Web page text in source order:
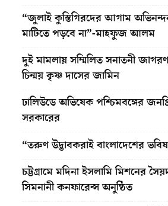
“জুলাই কুস্তিগিরদের আগাম
মাটিতে পড়বে না”-মাহফুজ আলম
দুই মামলায় সম্মিলিত সনাতনী
চিন্ময় কৃষ্ণ দাসের জামিন
ঢালিউডে অভিষেক পশ্চিমবঙ্গের
সরকারের
“তরুণ উদ্ভাবকরাই বাংলাদেশের
চট্টগ্রামে মদিনা ইসলামি মিশনের
সিমনানী কনফারেন্স অনুষ্ঠিত